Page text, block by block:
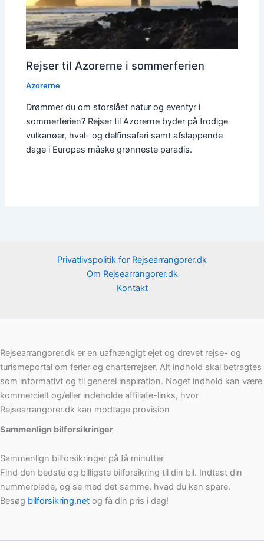
Rejser til Azorerne i sommerferien
Azorerne
Drømmer du om storslået natur og eventyr i
sommerferien? Rejser til Azorerne byder på frodige
vulkanøer, hval- og delfinsafari samt afslappende
dage i Europas måske grønneste paradis.
Privatlivspolitik for Rejsearrangorer.dk
Om Rejsearrangorer.dk
Kontakt
Rejsearrangorer.dk er en uafhængigt ejet og drevet rejse- og
turismeportal om ferier og charterrejser. Alt indhold skal betragtes
som informativt og til generel inspiration. Noget indhold kan være
kommercielt og/eller indeholde affiliate-links, hvor
Rejsearrangorer.dk kan modtage provision
Sammenlign bilforsikringer
Sammenlign bilforsikringer på få minutter
Find den bedste og billigste bilforsikring til din bil. Indtast din
nummerplade, og se med det samme, hvad du kan spare.
Besøg bilforsikring.net og få din pris i dag!